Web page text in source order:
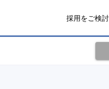
採用をご検